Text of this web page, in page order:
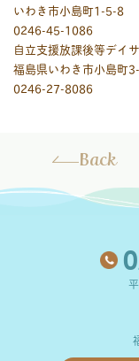
いわき市小島町1-5-8
0246-45-1086
自立支援放課後等デイ
福島県いわき市小島町
0246-27-8086
Back